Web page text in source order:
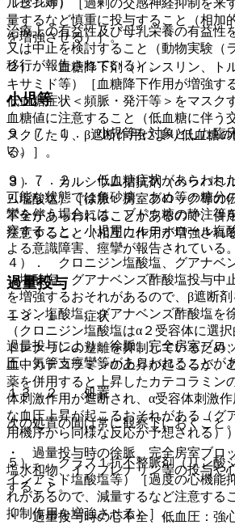
治療上の有益性及び母乳栄養の有益性
又は中止を検討すること（動物実験（
移行が報告されている）。
小児等
９．７．１． 小児等を対象とした臨
い。
９．７．２． 低血糖症状があらわれ
可能な状態では角砂糖、あめ等の糖分
攣を伴う場合には、ブドウ糖の静注等
察すること。小児用カルテオロール塩
よる意識障害、痙攣が報告されている。
過量投与
１３．１． 症状
過量投与により、徐脈、完全房室ブロ
圧、気管支痙攣等があらわれることが
１３．２． 処置
次の処置の間は常に観察下におくこと。
・ 過量投与時の徐脈、完全房室ブロ
塩水和物、イソプレナリン等の投与や
すること。
・ 過量投与時の心不全、低血圧：強
量するなど慎重に投与すること（相加
を増強させる）］。
２）． 血糖降下剤（インスリン、ト
キサミド等）［血糖降下作用が増強す
低血糖症状＜頻脈・発汗等＞をマスク
血糖値に注意すること（低血糖に伴う
スクしたり、β遮断作用により低血糖
る）］。
３）． カルシウム拮抗剤（ベラパミ
ム塩酸塩）［徐脈・房室ブロック等の
不全があらわれることがあるので、併
注意すること（相互に作用が増強され
４）． クロニジン塩酸塩、グアナベ
ン塩酸塩、グアナベンズ酢酸塩投与中
を増強するおそれがあるので、β遮断
ニジン塩酸塩、グアナベンズ酢酸塩を
（クロニジン塩酸塩はα２受容体に選
ドレナリンの遊離を抑制しているため
血中カテコラミンの上昇が起こるが、
薬を併用すると上昇したカテコラミン
体刺激作用が遮断され、α受容体刺激
な血圧上昇が起こるおそれがある（グ
用機序から同様な反応が予想される）
５）． クラス１抗不整脈剤（リン酸
インアミド塩酸塩等）［過度の心機能
れがあるので、減量するなど注意する
抑制作用を増強させる）］。